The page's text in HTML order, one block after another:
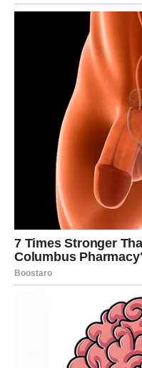
šalice i 3 pune žlice), 5
puna žličica) i 5 grama
potrebno 50 mililitara ulja
prahu (oko 2 žlice).
(jedna puna žlica, pazeći
se tijesto zadržalo
Nadalje, potrebno je
bjelanjka, iako to može
količina bjelanjka, stoga je
kraju 100 grama maslaca
KAKO PRIPREMITI
NUTELE?
Za pripremu tijesta
brašna, i postupno dodajte